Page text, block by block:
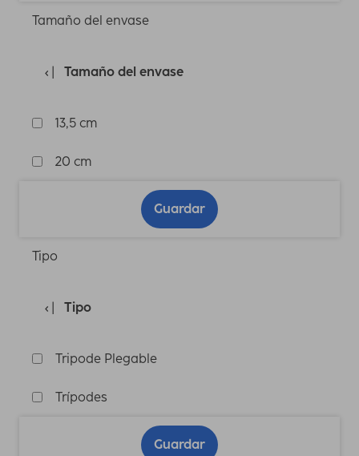
Tamaño del envase
Tamaño del envase
13,5 cm
20 cm
Guardar
Tipo
Tipo
Tripode Plegable
Trípodes
Guardar